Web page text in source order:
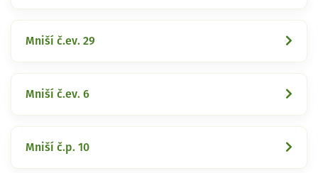
Mniší č.ev. 29
Mniší č.ev. 6
Mniší č.p. 10